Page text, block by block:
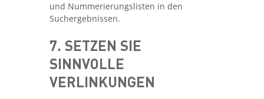
und Nummerierungslisten in den
Suchergebnissen.
7. SETZEN SIE
SINNVOLLE
VERLINKUNGEN